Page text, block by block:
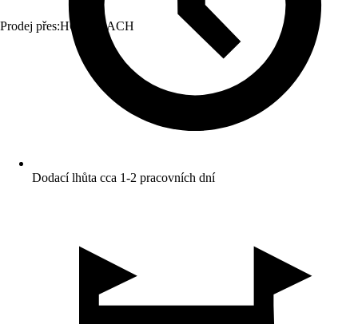
Prodej přes:HORNBACH
Dodací lhůta cca 1-2 pracovních dní